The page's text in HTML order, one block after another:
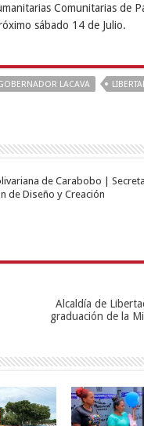
Comunitarias de
sábado 14 de Julio.
LACAVA
de Carabobo |
de Diseño y Creación
Alcaldía de
graduación de la